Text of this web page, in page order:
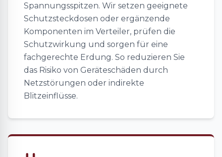
Spannungsspitzen. Wir setzen geeignete
Schutzsteckdosen oder ergänzende
Komponenten im Verteiler, prüfen die
Schutzwirkung und sorgen für eine
fachgerechte Erdung. So reduzieren Sie
das Risiko von Geräteschäden durch
Netzstörungen oder indirekte
Blitzeinflüsse.